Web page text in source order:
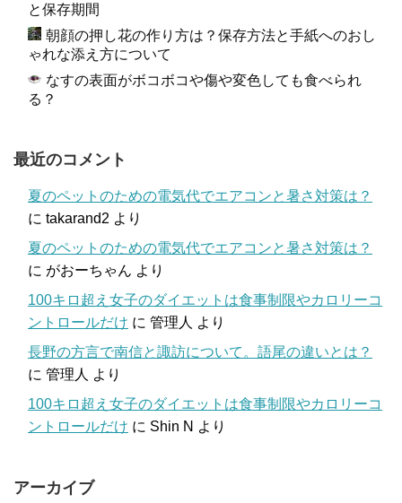
と保存期間
朝顔の押し花の作り方は？保存方法と手紙へのおし
ゃれな添え方について
なすの表面がボコボコや傷や変色しても食べられ
る？
最近のコメント
夏のペットのための電気代でエアコンと暑さ対策は？
に takarand2 より
夏のペットのための電気代でエアコンと暑さ対策は？
に がおーちゃん より
100キロ超え女子のダイエットは食事制限やカロリーコ
ントロールだけ に 管理人 より
長野の方言で南信と諏訪について。語尾の違いとは？
に 管理人 より
100キロ超え女子のダイエットは食事制限やカロリーコ
ントロールだけ に Shin N より
アーカイブ